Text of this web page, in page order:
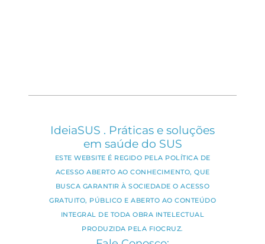
IdeiaSUS . Práticas e soluções
em saúde do SUS
ESTE WEBSITE É REGIDO PELA POLÍTICA DE
ACESSO ABERTO AO CONHECIMENTO, QUE
BUSCA GARANTIR À SOCIEDADE O ACESSO
GRATUITO, PÚBLICO E ABERTO AO CONTEÚDO
INTEGRAL DE TODA OBRA INTELECTUAL
PRODUZIDA PELA FIOCRUZ.